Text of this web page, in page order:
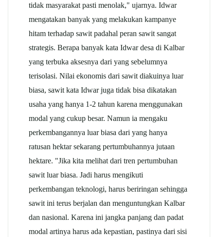
tidak masyarakat pasti menolak," ujarnya. Idwar
mengatakan banyak yang melakukan kampanye
hitam terhadap sawit padahal peran sawit sangat
strategis. Berapa banyak kata Idwar desa di Kalbar
yang terbuka aksesnya dari yang sebelumnya
terisolasi. Nilai ekonomis dari sawit diakuinya luar
biasa, sawit kata Idwar juga tidak bisa dikatakan
usaha yang hanya 1-2 tahun karena menggunakan
modal yang cukup besar. Namun ia mengaku
perkembangannya luar biasa dari yang hanya
ratusan hektar sekarang pertumbuhannya jutaan
hektare. "Jika kita melihat dari tren pertumbuhan
sawit luar biasa. Jadi harus mengikuti
perkembangan teknologi, harus beriringan sehingga
sawit ini terus berjalan dan menguntungkan Kalbar
dan nasional. Karena ini jangka panjang dan padat
modal artinya harus ada kepastian, pastinya dari sisi